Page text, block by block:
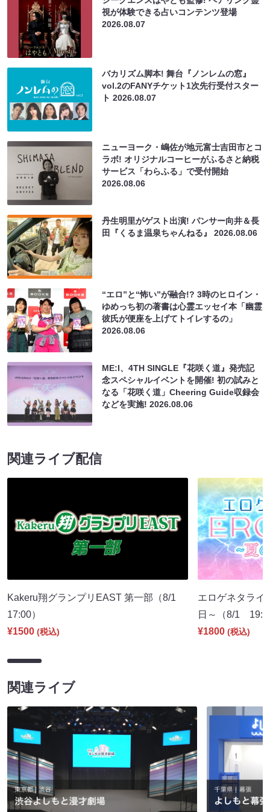
視が体験できる占いコンテンツ登場
2026.08.07
バカリズム脚本! 舞台『ノンレムの窓』
vol.2のFANYチケット1次先行受付スター
ト2026.08.07
ニューヨーク・嶋佐が地元富士吉田市とコ
ラボ! オリジナルコーヒーがふるさと納税
サービス「わらふる」で受付開始
2026.08.06
丹生明里がゲスト出演! パンサー向井＆長
田『くるま温泉ちゃんねる』2026.08.06
“エロ”と“怖い”が融合!? 3時のヒロイン・
ゆめっち初の著書は心霊エッセイ本「幽霊
彼氏が便座を上げてトイレするの」
2026.08.06
ME:I、4TH SINGLE『花咲く道』発売記
念スペシャルイベントを開催! 初の試みと
なる「花咲く道」Cheering Guide収録会
などを実施!2026.08.06
関連ライブ配信
Kakeru翔グランプリEAST 第一部（8/1
17:00）
¥1500 (税込)
エロゲネタライ
日～（8/1
¥1800 (税込)
関連ライブ